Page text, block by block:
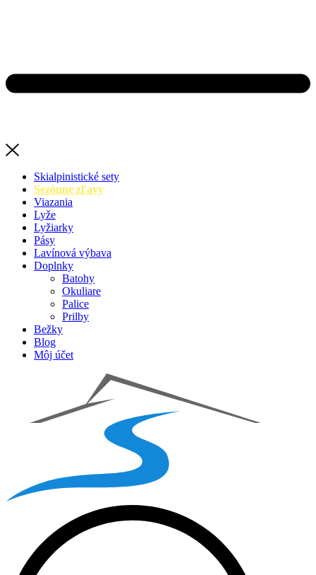
Skialpinistické sety
Sezónne zľavy
Viazania
Lyže
Lyžiarky
Pásy
Lavínová výbava
Doplnky
Batohy
Okuliare
Palice
Prilby
Bežky
Blog
Môj účet